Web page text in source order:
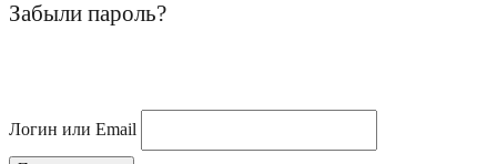
Забыли пароль?
Логин или Email